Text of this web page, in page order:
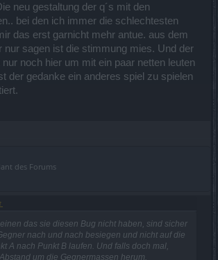
neu gestaltung der q´s mit den
bei den ich immer die schlechtesten
das erst garnicht mehr antue. aus dem
nur sagen ist die stimmung mies. Und der
noch hier um mit ein paar netten leuten
der gedanke ein anderes spiel zu spielen
des Forums
↑
das sie diesen Bug nicht haben, sind sicher
nach und nach besiegen und nicht auf die
A nach Punkt B laufen. Und falls doch mal,
um die Gegnermassen herum.